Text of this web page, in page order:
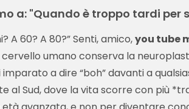
a: "Quando è troppo tardi per
A 60? A 80?” Senti, amico,you tube
cervello umano conserva la
a dire “boh” davanti a
al Sud, dove la vita scorre con più